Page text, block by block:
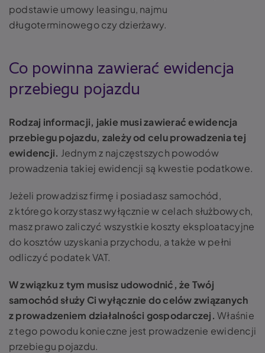
podstawie umowy leasingu, najmu
długoterminowego czy dzierżawy.
Co powinna zawierać ewidencja
przebiegu pojazdu
Rodzaj informacji, jakie musi zawierać ewidencja
przebiegu pojazdu, zależy od celu prowadzenia tej
ewidencji. Jednym z najczęstszych powodów
prowadzenia takiej ewidencji są kwestie podatkowe.
Jeżeli prowadzisz firmę i posiadasz samochód,
z którego korzystasz wyłącznie w celach służbowych,
masz prawo zaliczyć wszystkie koszty eksploatacyjne
do kosztów uzyskania przychodu, a także w pełni
odliczyć podatek VAT.
W związku z tym musisz udowodnić, że Twój
samochód służy Ci wyłącznie do celów związanych
z prowadzeniem działalności gospodarczej.Właśnie
z tego powodu konieczne jest prowadzenie ewidencji
przebiegu pojazdu.